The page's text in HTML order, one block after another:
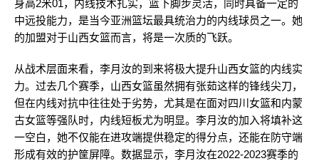
身高2米01，内线技术扎实，篮下脚步灵活，同时具备一定的
中远投能力，是当今亚洲篮坛最具统治力的内线球员之一。她
的加盟对于山西女篮而言，将是一次质的飞跃。
从战术层面来看，李月汝的到来将极大提升山西女篮的内线实
力。过去几个赛季，山西女篮虽然拥有张茹这样的锋线尖刀，
但在内线对抗中往往处于劣势，尤其是在面对四川女篮和内蒙
古女篮等强队时，内线短板尤为明显。李月汝的加入将填补这
一空白，她不仅能在进攻端提供稳定的得分点，还能在防守端
形成有效的护筐屏障。数据显示，李月汝在2022-2023赛季的